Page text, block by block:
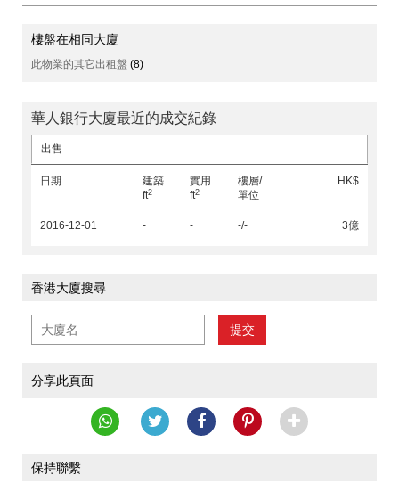
樓盤在相同大廈
此物業的其它出租盤 (8)
華人銀行大廈最近的成交紀錄
出售
日期
建築
ft2
實用
ft2
樓層/
單位
HK$
2016-12-01 - - -/- 3億
香港大廈搜尋
提交
分享此頁面
保持聯繫